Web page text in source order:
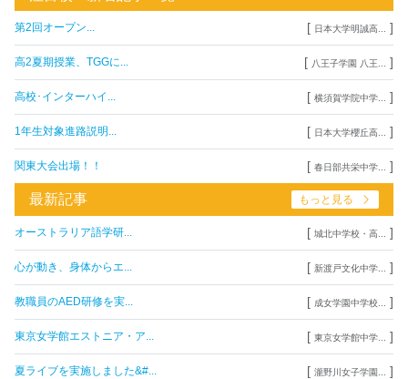
第2回オープン... [ 日本大学明誠高... ]
高2夏期授業、TGGに... [ 八王子学園 八王... ]
高校･インターハイ... [ 横須賀学院中学... ]
1年生対象進路説明... [ 日本大学櫻丘高... ]
関東大会出場！！ [ 春日部共栄中学... ]
最新記事 もっと見る
オーストラリア語学研... [ 城北中学校・高... ]
心が動き、身体からエ... [ 新渡戸文化中学... ]
教職員のAED研修を実... [ 成女学園中学校... ]
東京女学館エストニア・ア... [ 東京女学館中学... ]
夏ライブを実施しました&#... [ 瀧野川女子学園... ]